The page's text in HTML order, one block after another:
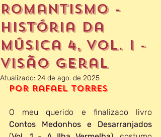
Romantismo -
História da
Música 4, Vol. I -
Visão Geral
Atualizado: 24 de ago. de 2025
Por Rafael Torres
Contos Medonhos e Desarranjados